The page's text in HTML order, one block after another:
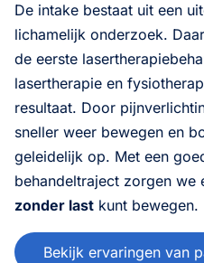
De intake bestaat uit een
lichamelijk onderzoek.
de eerste
lasertherapie en
resultaat. Door
sneller weer bewegen en
geleidelijk op. Met een
behandeltraject zorgen we
zonder last kunt bewegen.
Bekijk ervaringen van